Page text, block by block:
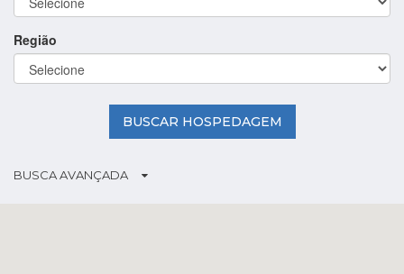
Região
BUSCAR HOSPEDAGEM
BUSCA AVANÇADA